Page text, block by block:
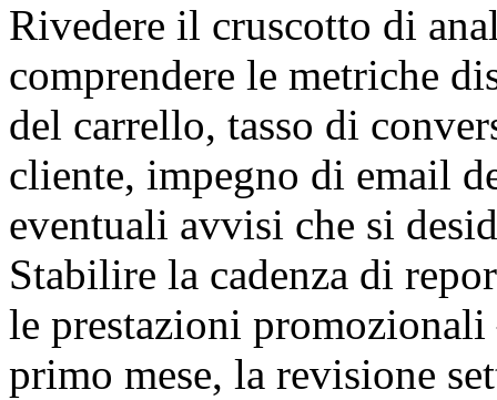
Rivedere il cruscotto di
comprendere le metriche
del carrello, tasso di
cliente, impegno di email
eventuali avvisi che si
Stabilire la cadenza di
le prestazioni
primo mese, la revisione